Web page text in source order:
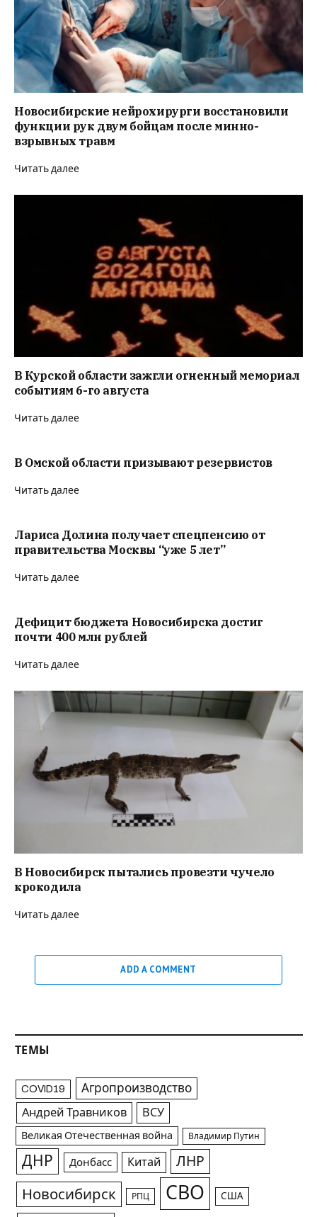
Новосибирские нейрохирурги восстановили
функции рук двум бойцам после минно-
взрывных травм
Читать далее
В Курской области зажгли огненный мемориал
событиям 6-го августа
Читать далее
В Омской области призывают резервистов
Читать далее
Лариса Долина получает спецпенсию от
правительства Москвы “уже 5 лет”
Читать далее
Дефицит бюджета Новосибирска достиг
почти 400 млн рублей
Читать далее
В Новосибирск пытались провезти чучело
крокодила
Читать далее
ADD A COMMENT
ТЕМЫ
COVID19 Агропроизводство
Андрей Травников ВСУ
Великая Отечественная война Владимир Путин
ДНР Донбасс Китай ЛНР
Новосибирск РПЦ СВО США